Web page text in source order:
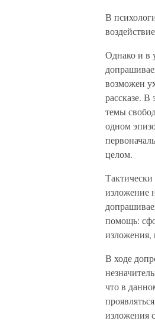
В
Однако и в
возможен
рассказе.
темы
одном
целом.
изложение
помощь:
изложения,
В ходе
что в
изложения